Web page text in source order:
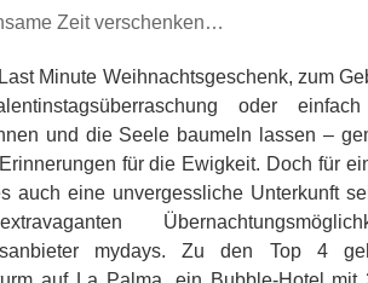
Zeit verschenken…
Minute Weihnachtsgeschenk, zum
oder
und die Seele baumeln lassen –
für die Ewigkeit. Doch für
auch eine unvergessliche Unterkunft
mydays. Zu den Top 4